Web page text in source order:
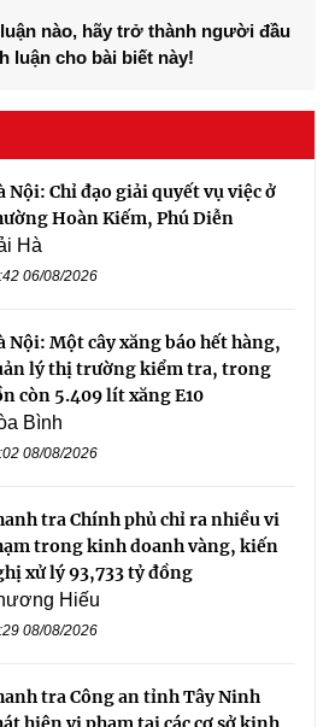
nào, hãy trở thành người đầu
luận cho bài biết này!
Nội: Chỉ đạo giải quyết vụ việc ở
Hoàn Kiếm, Phú Diễn
Hà
06/08/2026
Nội: Một cây xăng báo hết hàng,
lý thị trường kiểm tra, trong
còn 5.409 lít xăng E10
Bình
08/08/2026
tra Chính phủ chỉ ra nhiều vi
trong kinh doanh vàng, kiến
xử lý 93,733 tỷ đồng
Hiếu
08/08/2026
tra Công an tỉnh Tây Ninh